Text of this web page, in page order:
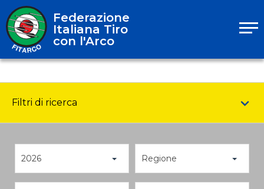
Federazione
Italiana Tiro
con l'Arco
Filtri di ricerca
2026 Regione